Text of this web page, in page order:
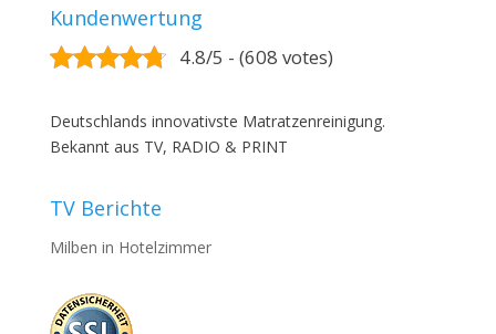
Kundenwertung
4.8/5 - (608 votes)
Deutschlands innovativste Matratzenreinigung.
Bekannt aus TV, RADIO & PRINT
TV Berichte
Milben in Hotelzimmer